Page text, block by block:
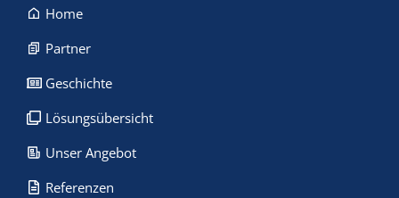
Home
Partner
Geschichte
Lösungsübersicht
Unser Angebot
Referenzen